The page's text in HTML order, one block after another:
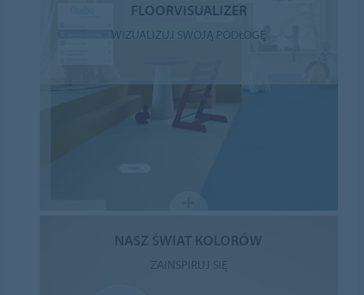
FLOORVISUALIZER
WIZUALIZUJ SWOJĄ PODŁOGĘ
NASZ ŚWIAT KOLORÓW
ZAINSPIRUJ SIĘ